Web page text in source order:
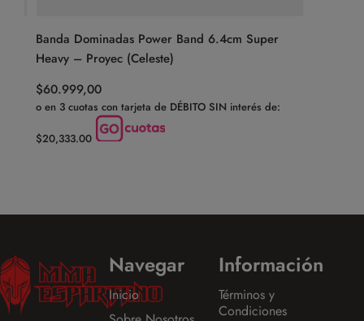
Banda Dominadas Power Band 6.4cm Super
Heavy – Proyec (Celeste)
60.999,00
o en 3 cuotas con tarjeta de DÉBITO SIN interés de:
$20,333.00
Navegar
Inicio
Información
Términos y
Condiciones